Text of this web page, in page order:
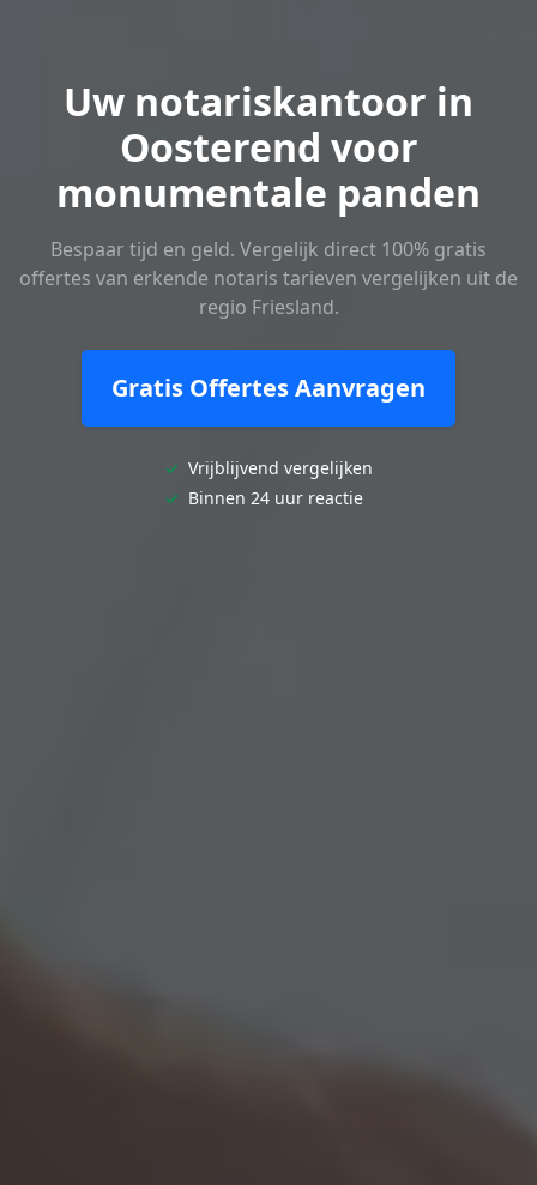
Uw notariskantoor in
Oosterend voor
monumentale panden
Bespaar tijd en geld. Vergelijk direct 100% gratis
offertes van erkende notaris tarieven vergelijken uit de
regio Friesland.
Gratis Offertes Aanvragen
✓ Vrijblijvend vergelijken
✓ Binnen 24 uur reactie